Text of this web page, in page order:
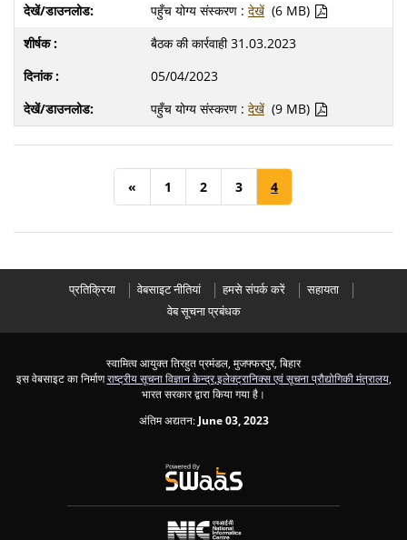
पहुँच योग्य संस्करण : देखें (6 MB)
बैठक की कार्रवाही 31.03.2023
05/04/2023
पहुँच योग्य संस्करण : देखें (9 MB)
« 1 2 3 4
प्रतिक्रिया वेबसाइट नीतियां हमसे संपर्क करें
सहायता
वेब सूचना प्रबंधक
स्वामित्व आयुक्त तिरहुत प्रमंडल, मुजफ्फरपुर, बिहार
इस वेबसाइट का निर्माणराष्ट्रीय सूचना विज्ञान केन्द्र,इलेक्ट्रानिक्स एवं सूचना प्रौद्योगिकी मंत्रालय,
भारत सरकार द्वारा किया गया है।
अंतिम अद्यतन: June 03, 2023